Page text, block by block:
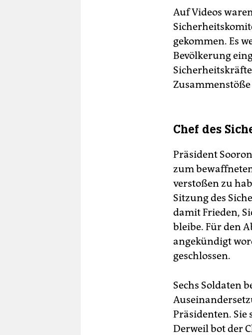
Auf Videos
gekommen. Es
Bevölkerung
Zusammenstöße
Chef des
Präsident
zum
verstoßen zu
Sitzung des
damit Frieden,
bleibe. Für den
angekündigt
geschlossen.
Sechs Soldaten
Präsidenten.
Derweil bot der